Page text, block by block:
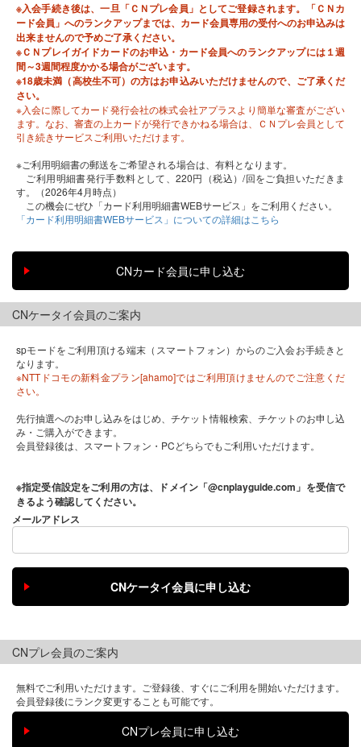
※入会手続き後は、一旦「ＣＮプレ会員」としてご登録されます。「ＣＮカ
ード会員」へのランクアップまでは、カード会員専用の受付へのお申込みは
出来ませんので予めご了承ください。
※ＣＮプレイガイドカードのお申込・カード会員へのランクアップには１週
間～3週間程度かかる場合がございます。
※18歳未満（高校生不可）の方はお申込みいただけませんので、ご了承くだ
さい。
※入会に際してカード発行会社の株式会社アプラスより簡単な審査がござい
ます。なお、審査の上カードが発行できかねる場合は、ＣＮプレ会員として
引き続きサービスご利用いただけます。
※ご利用明細書の郵送をご希望される場合は、有料となります。
ご利用明細書発行手数料として、220円（税込）/回をご負担いただきま
す。（2026年4月時点）
この機会にぜひ「カード利用明細書WEBサービス」をご利用ください。
「カード利用明細書WEBサービス」についての詳細はこちら
CNケータイ会員のご案内
spモードをご利用頂ける端末（スマートフォン）からのご入会お手続きと
なります。
※NTTドコモの新料金プラン[ahamo]ではご利用頂けませんのでご注意くだ
さい。
先行抽選へのお申し込みをはじめ、チケット情報検索、チケットのお申し込
み・ご購入ができます。
会員登録後は、スマートフォン・PCどちらでもご利用いただけます。
※指定受信設定をご利用の方は、ドメイン「@cnplayguide.com」を受信で
きるよう確認してください。
メールアドレス
CNプレ会員のご案内
無料でご利用いただけます。ご登録後、すぐにご利用を開始いただけます。
会員登録後にランク変更することも可能です。